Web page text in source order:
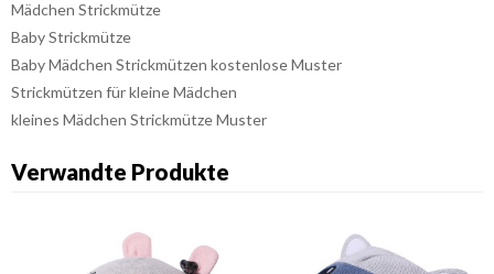
Mädchen Strickmütze
Baby Strickmütze
Baby Mädchen Strickmützen kostenlose Muster
Strickmützen für kleine Mädchen
kleines Mädchen Strickmütze Muster
Verwandte Produkte